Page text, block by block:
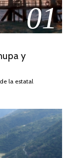
01
y
la estatal